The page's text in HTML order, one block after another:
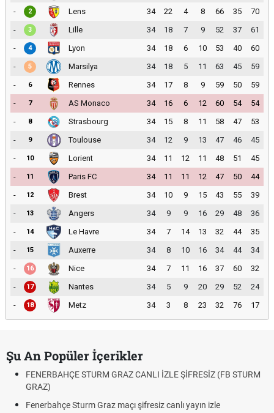
-
2 Lens 34 22 4 8 66 35
70
-
3 Lille 34 18 7 9 52 37
61
-
4 Lyon 34 18 6 10 53 40
60
-
5 Marsilya 34 18 5 11 63 45
59
-
6 Rennes 34 17 8 9 59 50
59
-
7 AS Monaco 34 16 6 12 60 54
54
-
8 Strasbourg 34 15 8 11 58 47
53
-
9 Toulouse 34 12 9 13 47 46
45
-
10 Lorient 34 11 12 11 48 51
45
-
11 Paris FC 34 11 11 12 47 50
44
-
12 Brest 34 10 9 15 43 55
39
-
13 Angers 34 9 9 16 29 48
36
-
14 Le Havre 34 7 14 13 32 44
35
-
15 Auxerre 34 8 10 16 34 44
34
-
16 Nice 34 7 11 16 37 60
32
-
17 Nantes 34 5 9 20 29 52
24
-
18 Metz 34 3 8 23 32 76 17
Şu An Popüler İçerikler
FENERBAHÇE STURM GRAZ CANLI İZLE ŞİFRESİZ (FB STURM
GRAZ)
Fenerbahçe Sturm Graz maçı şifresiz canlı yayın izle